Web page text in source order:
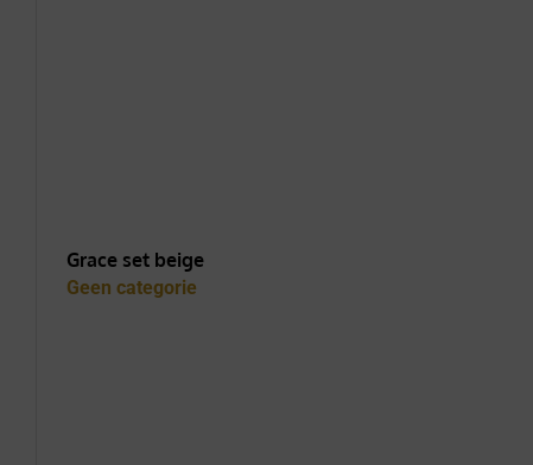
Grace set beige
Geen categorie